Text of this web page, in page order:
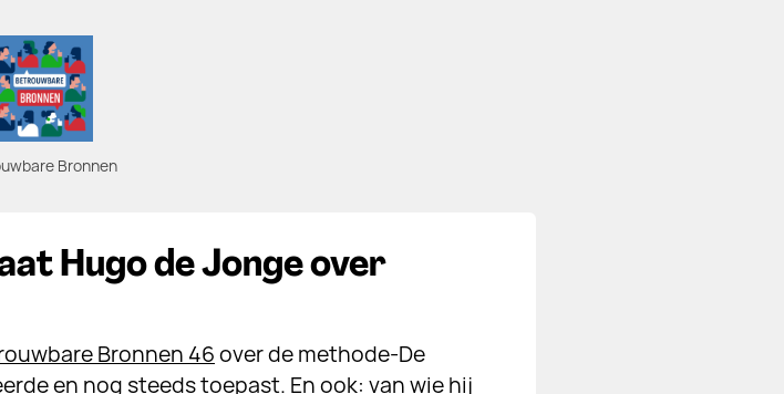
Bronnen
Hugo de Jonge over
Bronnen 46over de methode-De
en nog steeds toepast. En ook: van wie hij